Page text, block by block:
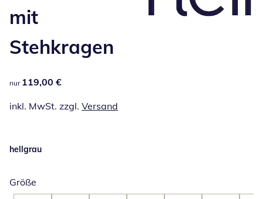
mit
Stehkragen
119,00 €
nur 119,00 €
inkl. MwSt. zzgl. Versand
hellgrau
Größe